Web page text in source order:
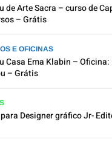
de Arte Sacra – curso de
– Grátis
E OFICINAS
Casa Ema Klabin –
– Grátis
Designer gráfico Jr-